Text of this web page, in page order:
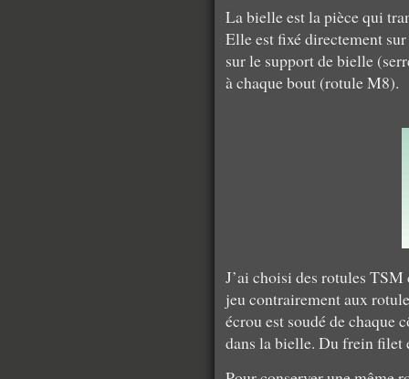
La bielle est la pièce qui
Elle est fixé directement
sur le support de bielle
à chaque bout (rotule M8).
J’ai choisi des rotules
jeu contrairement aux
écrou est soudé de chaque
dans la bielle. Du frein filet